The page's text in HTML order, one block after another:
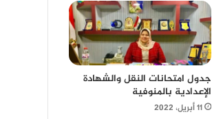
جدول امتحانات النقل والشهادة
الإعدادية بالمنوفية
11 أبريل، 2022